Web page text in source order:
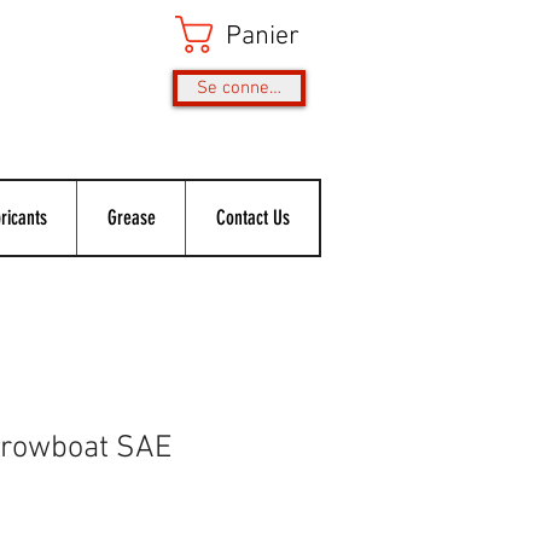
Panier
Se connecter
Grease Contact Us
SAE